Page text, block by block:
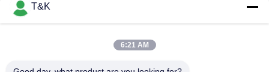
Enjeksiyon Kalıplama PE ISO9001 Fermuar Sürgü Çektirmesi
Bagaj için ODM renkli enjeksiyon Kauçuk TPU Fermuar
T&K
6:21 AM